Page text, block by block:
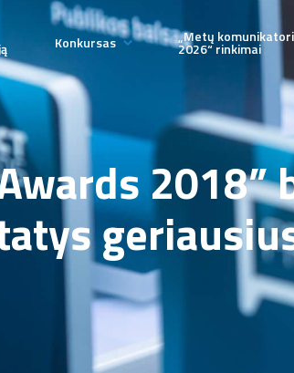
Konkursas
Taisyklės
Paraiškų pateikimo
D.U.K.
Patarimai
„Metų
2026“ rinkimai
„Metų
ės) 2026“
„Metų
ės)“ rinkimų